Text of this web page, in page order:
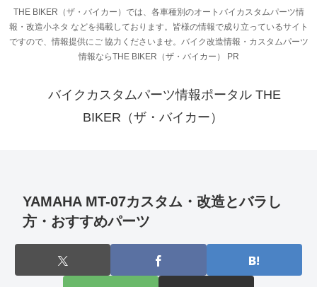
THE BIKER（ザ・バイカー）では、各車種別のオートバイカスタムパーツ情
報・改造小ネタ などを掲載しております。皆様の情報で成り立っているサイト
ですので、情報提供にご 協力くださいませ。バイク改造情報・カスタムパーツ
情報ならTHE BIKER（ザ・バイカー） PR
バイクカスタムパーツ情報ポータル THE
BIKER（ザ・バイカー）
YAMAHA MT-07カスタム・改造とバラし
方・おすすめパーツ